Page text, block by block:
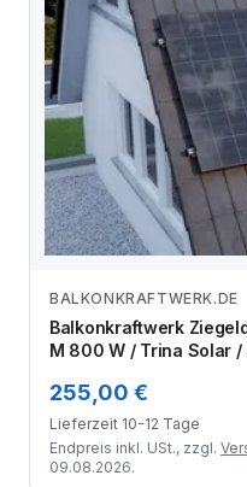
Zum
BALKONKRAFTWERK.DE
Balkonkraftwerk
M 800 W / Trina Solar
Modul
255,00 €
Lieferzeit 10-12 Tage
Endpreis inkl. USt., zzgl.
09.08.2026.